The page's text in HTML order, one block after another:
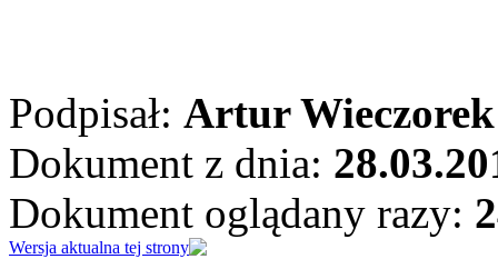
Podpisał: Artur Wieczorek
Dokument z dnia:
Dokument oglądany razy:
Wersja aktualna tej strony